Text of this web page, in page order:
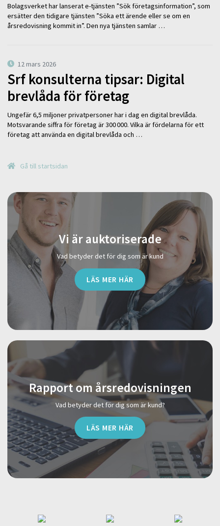
Bolagsverket har lanserat e-tjänsten ”Sök företagsinformation”, som
ersätter den tidigare tjänsten ”Söka ett ärende eller se om en
årsredovisning kommit in”. Den nya tjänsten samlar …
12 mars 2026
Srf konsulterna tipsar: Digital
brevlåda för företag
Ungefär 6,5 miljoner privatpersoner har i dag en digital brevlåda.
Motsvarande siffra för företag är 300 000. Vilka är fördelarna för ett
företag att använda en digital brevlåda och …
Gå till startsidan
Vi är auktoriserade
Vad betyder det för dig som är kund
LÄS MER HÄR
Rapport om årsredovisningen
Vad betyder det för dig som är kund?
LÄS MER HÄR